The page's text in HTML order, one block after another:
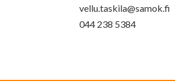
vellu.taskila@samok.fi
044 238 5384